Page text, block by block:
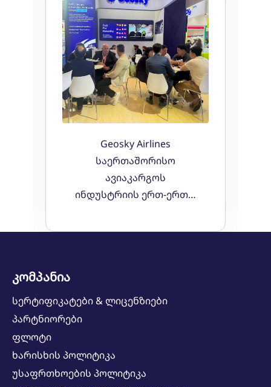
Geosky Airlines
საერთაშორისო
ავიაკარგოს
ინდუსტრიის ერთ-ერთ…
კომპანია
სერტიფიკატები & ლიცენზიები
პარტნიორები
ფლოტი
ხარისხის პოლიტიკა
უსაფრთხოების პოლიტიკა